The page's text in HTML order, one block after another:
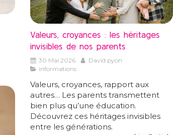
Valeurs, croyances : les héritages
invisibles de nos parents
30 Mai 2026
David pyon
informations
Valeurs, croyances, rapport aux
autres… Les parents transmettent
bien plus qu’une éducation.
Découvrez ces héritages invisibles
entre les générations.